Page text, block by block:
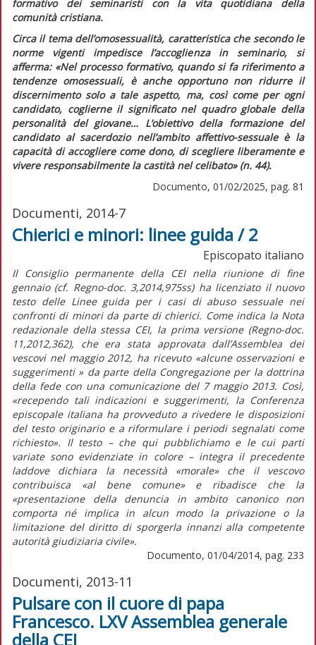
formativo dei seminaristi con la vita quotidiana della
comunità cristiana.
Circa il tema dell’omosessualità, caratteristica che secondo le
norme vigenti impedisce l’accoglienza in seminario, si
afferma: «Nel processo formativo, quando si fa riferimento a
tendenze omosessuali, è anche opportuno non ridurre il
discernimento solo a tale aspetto, ma, così come per ogni
candidato, coglierne il significato nel quadro globale della
personalità del giovane… L’obiettivo della formazione del
candidato al sacerdozio nell’ambito affettivo-sessuale è la
capacità di accogliere come dono, di scegliere liberamente e
vivere responsabilmente la castità nel celibato»(n. 44).
Documento, 01/02/2025, pag. 81
Documenti, 2014-7
Chierici e minori: linee guida / 2
Episcopato italiano
Il Consiglio permanente della CEI nella riunione di fine
gennaio (cf. Regno-doc. 3,2014,975ss) ha licenziato il nuovo
testo delle Linee guida per i casi di abuso sessuale nei
confronti di minori da parte di chierici. Come indica la Nota
redazionale della stessa CEI, la prima versione (Regno-doc.
11,2012,362), che era stata approvata dall’Assemblea dei
vescovi nel maggio 2012, ha ricevuto «alcune osservazioni e
suggerimenti » da parte della Congregazione per la dottrina
della fede con una comunicazione del 7 maggio 2013. Così,
«recependo tali indicazioni e suggerimenti, la Conferenza
episcopale italiana ha provveduto a rivedere le disposizioni
del testo originario e a riformulare i periodi segnalati come
richiesto». Il testo – che qui pubblichiamo e le cui parti
variate sono evidenziate in colore – integra il precedente
laddove dichiara la necessità «morale» che il vescovo
contribuisca «al bene comune» e ribadisce che la
«presentazione della denuncia in ambito canonico non
comporta né implica in alcun modo la privazione o la
limitazione del diritto di sporgerla innanzi alla competente
autorità giudiziaria civile».
Documento, 01/04/2014, pag. 233
Documenti, 2013-11
Pulsare con il cuore di papa
Francesco. LXV Assemblea generale
della CEI